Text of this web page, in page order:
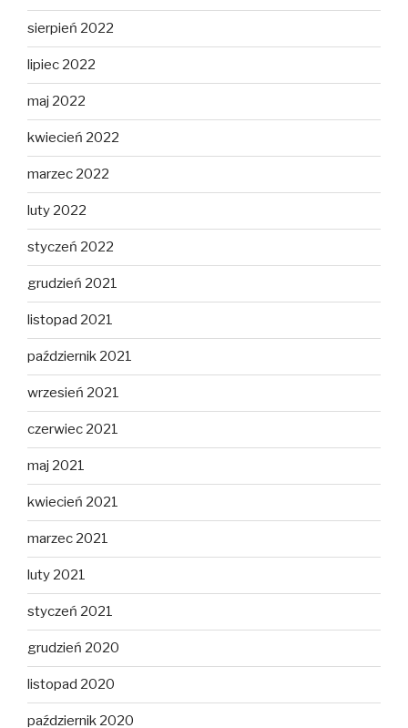
sierpień 2022
lipiec 2022
maj 2022
kwiecień 2022
marzec 2022
luty 2022
styczeń 2022
grudzień 2021
listopad 2021
październik 2021
wrzesień 2021
czerwiec 2021
maj 2021
kwiecień 2021
marzec 2021
luty 2021
styczeń 2021
grudzień 2020
listopad 2020
październik 2020